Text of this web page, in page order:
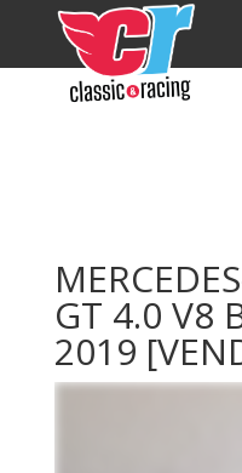
GT 4.0 V8
2019